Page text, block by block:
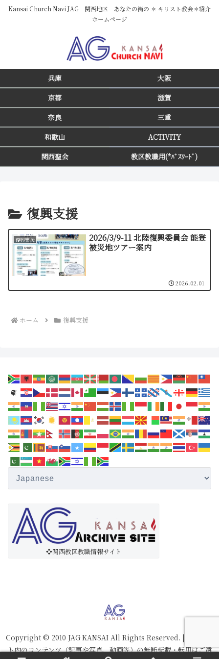
Kansai Church Navi JAG 関西地区 あなたの街の ＊ キリスト教会＊紹介
ホームページ
兵庫
大阪
京都
滋賀
奈良
三重
和歌山
ACTIVITY
関西聖会
教区教職用(*ﾊﾟｽﾜｰﾄﾞ)
復興支援
復興支援
2026/3/9-11 北陸復興委員会 能登
被災地ツアー案内
2026.02.01
ホーム 復興支援
❖関西教区教職情報サイト
Copyright © 2010 JAG KANSAI All Rights Reserved. | ※本サイ
ト内のコンテンツ（記事や写真、動画等）の無断転載・転用はご遠